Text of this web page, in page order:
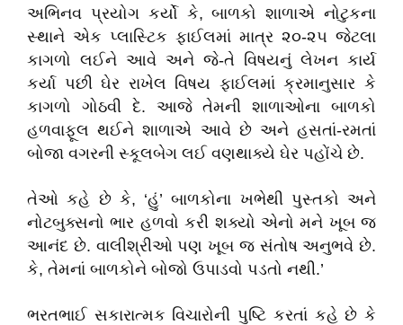
અભિનવ પ્રયોગ કર્યો કે, બાળકો શાળાએ નોટુકના
સ્થાને એક પ્લાસ્ટિક ફાઈલમાં માત્ર ૨૦-૨૫ જેટલા
કાગળો લઈને આવે અને જે-તે વિષયનું લેખન કાર્ય
કર્યા પછી ઘેર રાખેલ વિષય ફાઈલમાં ક્રમાનુસાર કે
કાગળો ગોઠવી દે. આજે તેમની શાળાઓના બાળકો
હળવાફૂલ થઈને શાળાએ આવે છે અને હસતાં-રમતાં
બોજા વગરની સ્કૂલબેગ લઈ વણથાક્યે ઘેર પહોંચે છે.
તેઓ કહે છે કે, ‘હું’ બાળકોના ખભેથી પુસ્તકો અને
નોટબુક્સનો ભાર હળવો કરી શક્યો એનો મને ખૂબ જ
આનંદ છે. વાલીશ્રીઓ પણ ખૂબ જ સંતોષ અનુભવે છે.
કે, તેમનાં બાળકોને બોજો ઉપાડવો પડતો નથી.’
ભરતભાઈ સકારાત્મક વિચારોની પુષ્ટિ કરતાં કહે છે કે